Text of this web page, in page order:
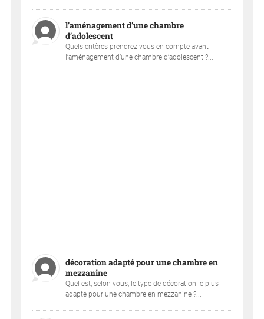
l’aménagement d’une chambre
d’adolescent
Quels critères prendrez-vous en compte avant
l’aménagement d’une chambre d’adolescent ?...
décoration adapté pour une chambre en
mezzanine
Quel est, selon vous, le type de décoration le plus
adapté pour une chambre en mezzanine ?...